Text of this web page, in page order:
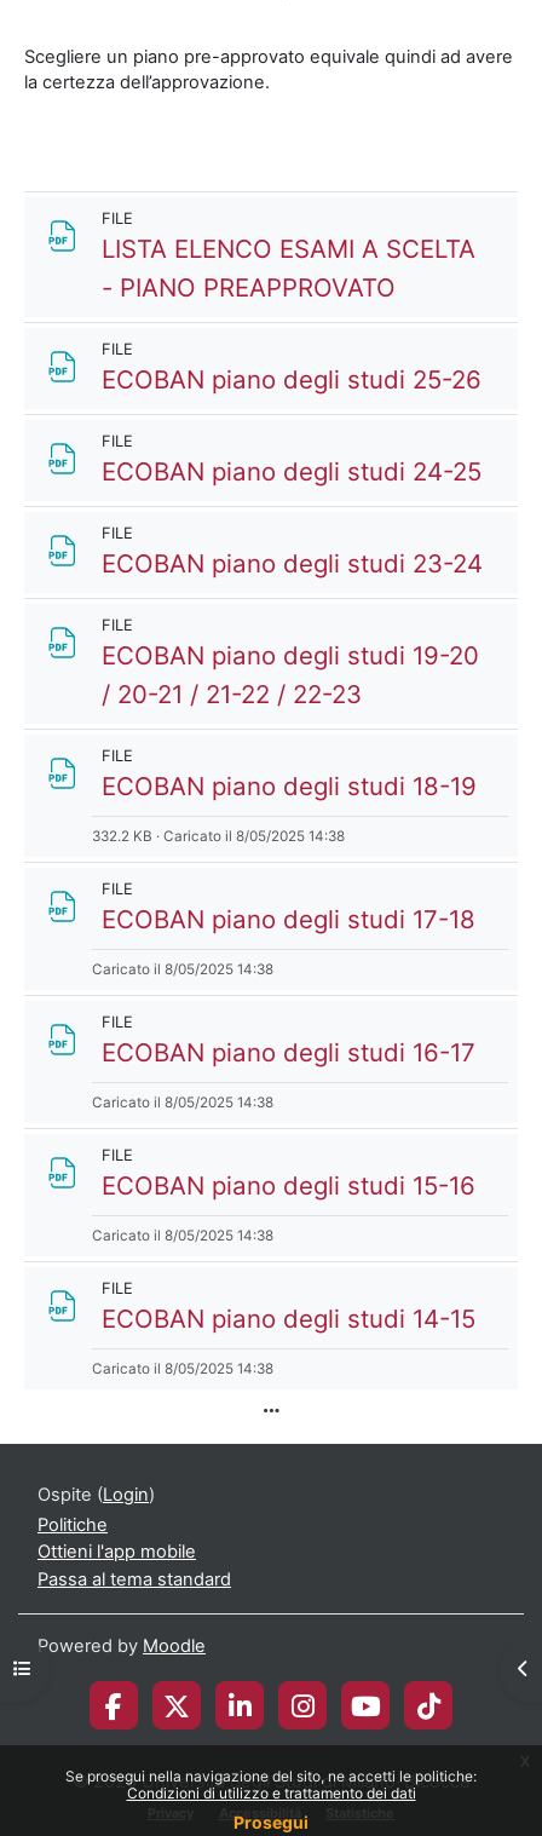
Se prosegui nella navigazione del sito, ne accetti le politiche:
Condizioni di utilizzo e trattamento dei dati
Prosegui
x
Apri indice del corso
Scegliere un piano pre-approvato equivale quindi ad avere
la certezza dell’approvazione.
FILE
LISTA ELENCO ESAMI A SCELTA
- PIANO PREAPPROVATO
FILE
ECOBAN piano degli studi 25-26
FILE
ECOBAN piano degli studi 24-25
FILE
ECOBAN piano degli studi 23-24
FILE
ECOBAN piano degli studi 19-20
/ 20-21 / 21-22 / 22-23
FILE
ECOBAN piano degli studi 18-19
332.2 KB · Caricato il 8/05/2025 14:38
FILE
ECOBAN piano degli studi 17-18
Caricato il 8/05/2025 14:38
FILE
ECOBAN piano degli studi 16-17
Caricato il 8/05/2025 14:38
FILE
ECOBAN piano degli studi 15-16
Caricato il 8/05/2025 14:38
FILE
ECOBAN piano degli studi 14-15
Caricato il 8/05/2025 14:38
Ospite (Login)
Politiche
Ottieni l'app mobile
Passa al tema standard
Powered by Moodle
© 2026 Università degli Studi di Milano-Bicocca
Accessibilità